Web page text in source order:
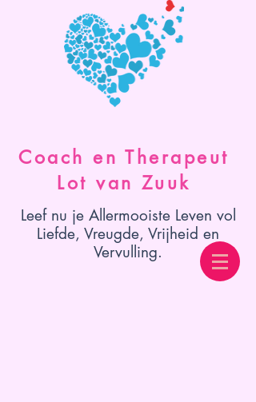
Coach en Therapeut
Lot van Zuuk
Leef nu je Allermooiste Leven vol
Liefde, Vreugde, Vrijheid en
Vervulling.